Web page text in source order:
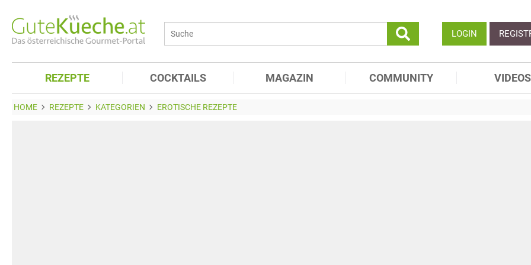
LOGIN
REZEPTE COCKTAILS MAGAZIN COMMUNITY VIDEOS
HOME REZEPTE KATEGORIEN EROTISCHE REZEPTE